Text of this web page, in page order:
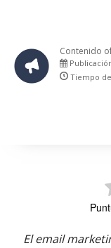
Contenido
Tiempo
El email